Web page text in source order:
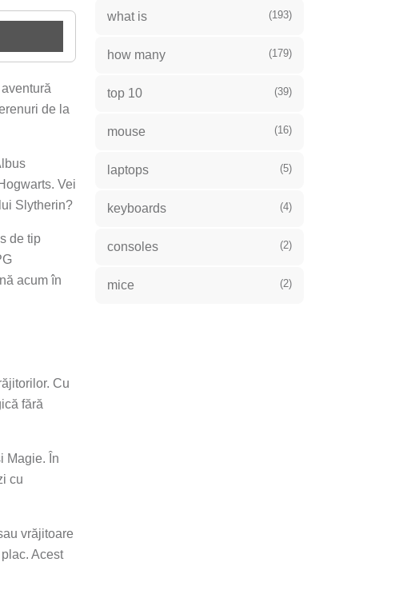
de la
Vei
Slytherin?
de tip
acum în
Cu
fără
Magie. În
cu
vrăjitoare
Acest
what is (193)
how many (179)
top 10 (39)
mouse (16)
laptops (5)
keyboards (4)
consoles (2)
mice (2)